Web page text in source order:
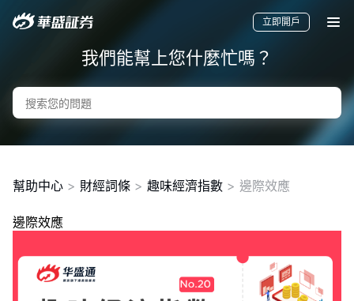
立即開戶
我們能幫上您什麼忙嗎？
幫助中心 > 財經詞條 > 趣味經濟指數 > 邊際效應
邊際效應